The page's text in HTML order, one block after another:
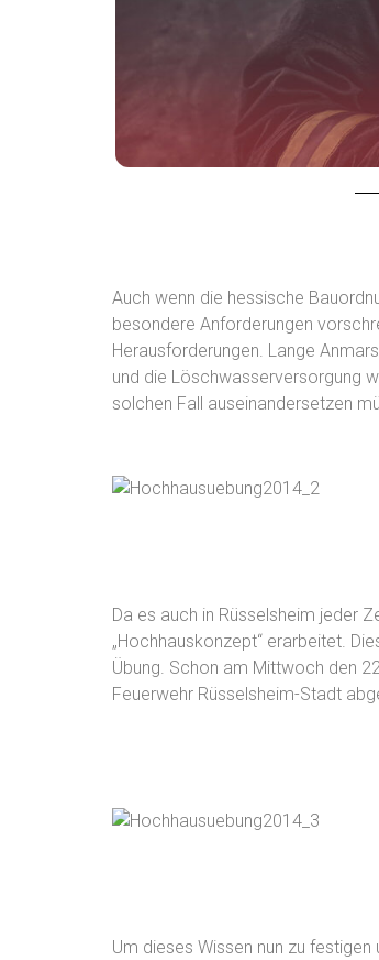
Auch wenn die hessische
besondere Anforderungen
Herausforderungen. Lange
und die Löschwasserversorgung
solchen Fall auseinandersetzen
Da es auch in Rüsselsheim jeder
„Hochhauskonzept“ erarbeitet.
Übung. Schon am Mittwoch den
Feuerwehr Rüsselsheim-Stadt
Um dieses Wissen nun zu